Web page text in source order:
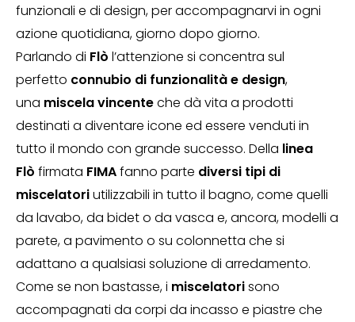
funzionali e di design, per accompagnarvi in ogni
azione quotidiana, giorno dopo giorno.
Parlando di Flò l’attenzione si concentra sul
perfetto connubio di funzionalità e design,
una miscela vincenteche dà vita a prodotti
destinati a diventare icone ed essere venduti in
tutto il mondo con grande successo. Della linea
Flò firmata FIMAfanno parte diversi tipi di
miscelatoriutilizzabili in tutto il bagno, come quelli
da lavabo, da bidet o da vasca e, ancora, modelli a
parete, a pavimento o su colonnetta che si
adattano a qualsiasi soluzione di arredamento.
Come se non bastasse, i miscelatorisono
accompagnati da corpi da incasso e piastre che